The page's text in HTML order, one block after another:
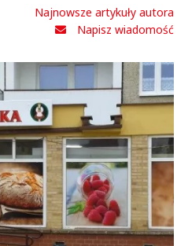
Najnowsze artykuły autora
Napisz wiadomość